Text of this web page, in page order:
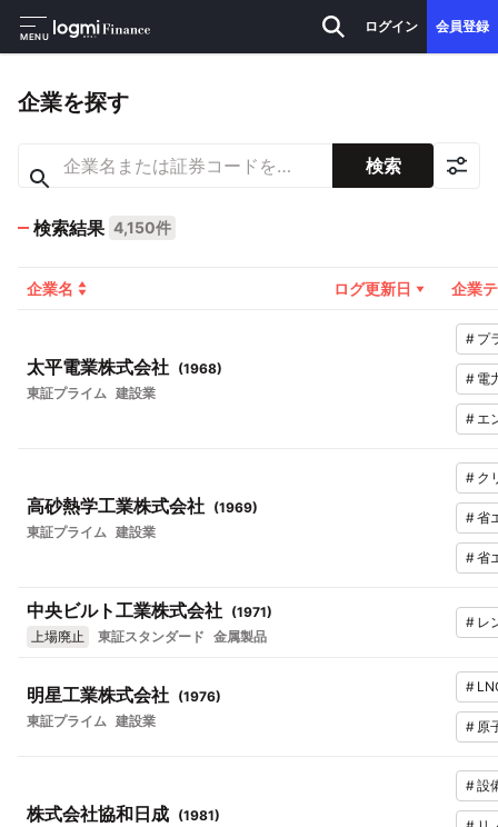
MENU
ログイン 会員登録
企業を探す
検索
検索結果 4,150件
企業名 ログ更新日 企業
太平電業株式会社 (1968)
東証プライム 建設業
# プ
# 電
# エ
高砂熱学工業株式会社 (1969)
東証プライム 建設業
# ク
#省
#省
中央ビルト工業株式会社 (1971)
上場廃止
東証スタンダード 金属製品
# レ
明星工業株式会社 (1976)
東証プライム 建設業
#
# 原
株式会社協和日成 (1981)
#設